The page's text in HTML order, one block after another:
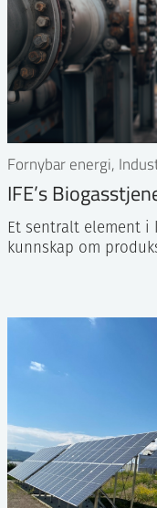
Fornybar energi,
IFE’s
Et sentralt element i
kunnskap om